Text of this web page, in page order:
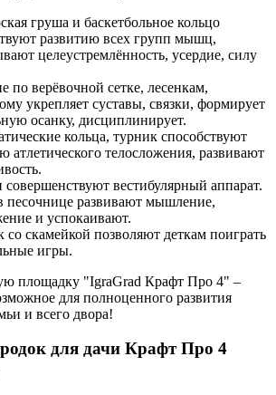
груша и баскетбольное кольцо
развитию всех групп мышц,
целеустремлённость, усердие, силу
по верёвочной сетке, лесенкам,
укрепляет суставы, связки, формирует
осанку, дисциплинирует.
кольца, турник способствуют
атлетического телосложения, развивают
совершенствуют вестибулярный аппарат.
песочнице развивают мышление,
и успокаивают.
со скамейкой позволяют деткам поиграть
игры.
площадку "IgraGrad Крафт Про 4" –
для полноценного развития
и всего двора!
для дачи Крафт Про 4